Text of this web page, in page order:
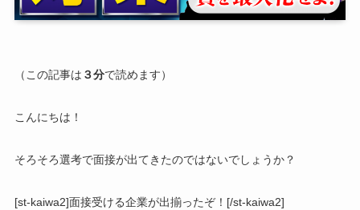
（この記事は ３分で読めます）
こんにちは！
そろそろ選考で面接が出てきたのではないでしょうか？
[st-kaiwa2]面接受ける企業が出揃ったぞ！[/st-kaiwa2]